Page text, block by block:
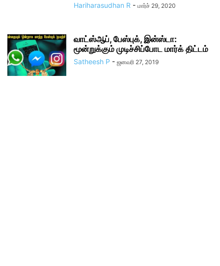
Hariharasudhan R - மார்ச் 29, 2020
வாட்ஸ்ஆப், பேஸ்புக், இன்ஸ்டா:
மூன்றுக்கும் முடிச்சிப்போட மார்க் திட்டம்
Satheesh P - ஜனவரி 27, 2019